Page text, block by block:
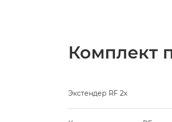
Комплект
Экстендер RF 2x